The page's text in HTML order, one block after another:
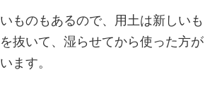
ものもあるので、用土は新しいも
抜いて、湿らせてから使った方が
ます。